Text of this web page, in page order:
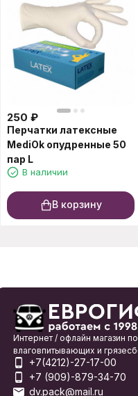
250 ₽
Перчатки латексные
MediOk опудренные 50
пар L
В наличии
В корзину
Интернет / офлайн магазин
влаговпитывающих и
+7(4212)-27-17-00
+7 (909)-879-34-70
dv.pack@mail.ru